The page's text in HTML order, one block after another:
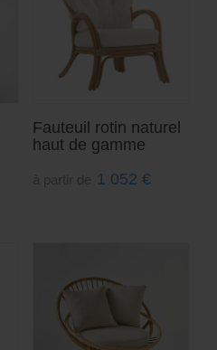
Fauteuil rotin naturel
haut de gamme
1 052 €